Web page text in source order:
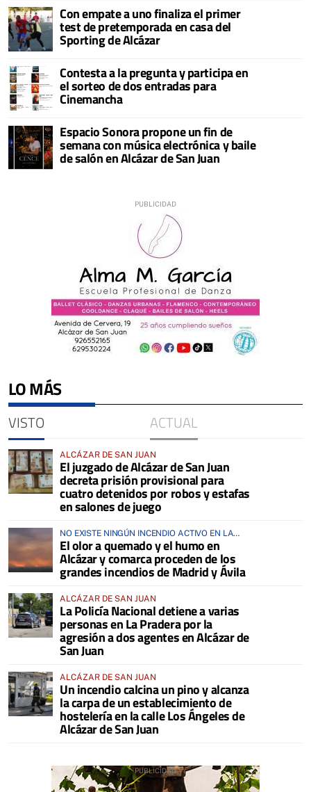
Con empate a uno finaliza el primer
test de pretemporada en casa del
Sporting de Alcázar
Contesta a la pregunta y participa en
el sorteo de dos entradas para
Cinemancha
Espacio Sonora propone un fin de
semana con música electrónica y baile
de salón en Alcázar de San Juan
LO MÁS
VISTO ACTUAL
ALCÁZAR DE SAN JUAN
El juzgado de Alcázar de San Juan
decreta prisión provisional para
cuatro detenidos por robos y estafas
en salones de juego
NO EXISTE NINGÚN INCENDIO ACTIVO EN LA
COMARCA
El olor a quemado y el humo en
Alcázar y comarca proceden de los
grandes incendios de Madrid y Ávila
ALCÁZAR DE SAN JUAN
La Policía Nacional detiene a varias
personas en La Pradera por la
agresión a dos agentes en Alcázar de
San Juan
ALCÁZAR DE SAN JUAN
Un incendio calcina un pino y alcanza
la carpa de un establecimiento de
hostelería en la calle Los Ángeles de
Alcázar de San Juan